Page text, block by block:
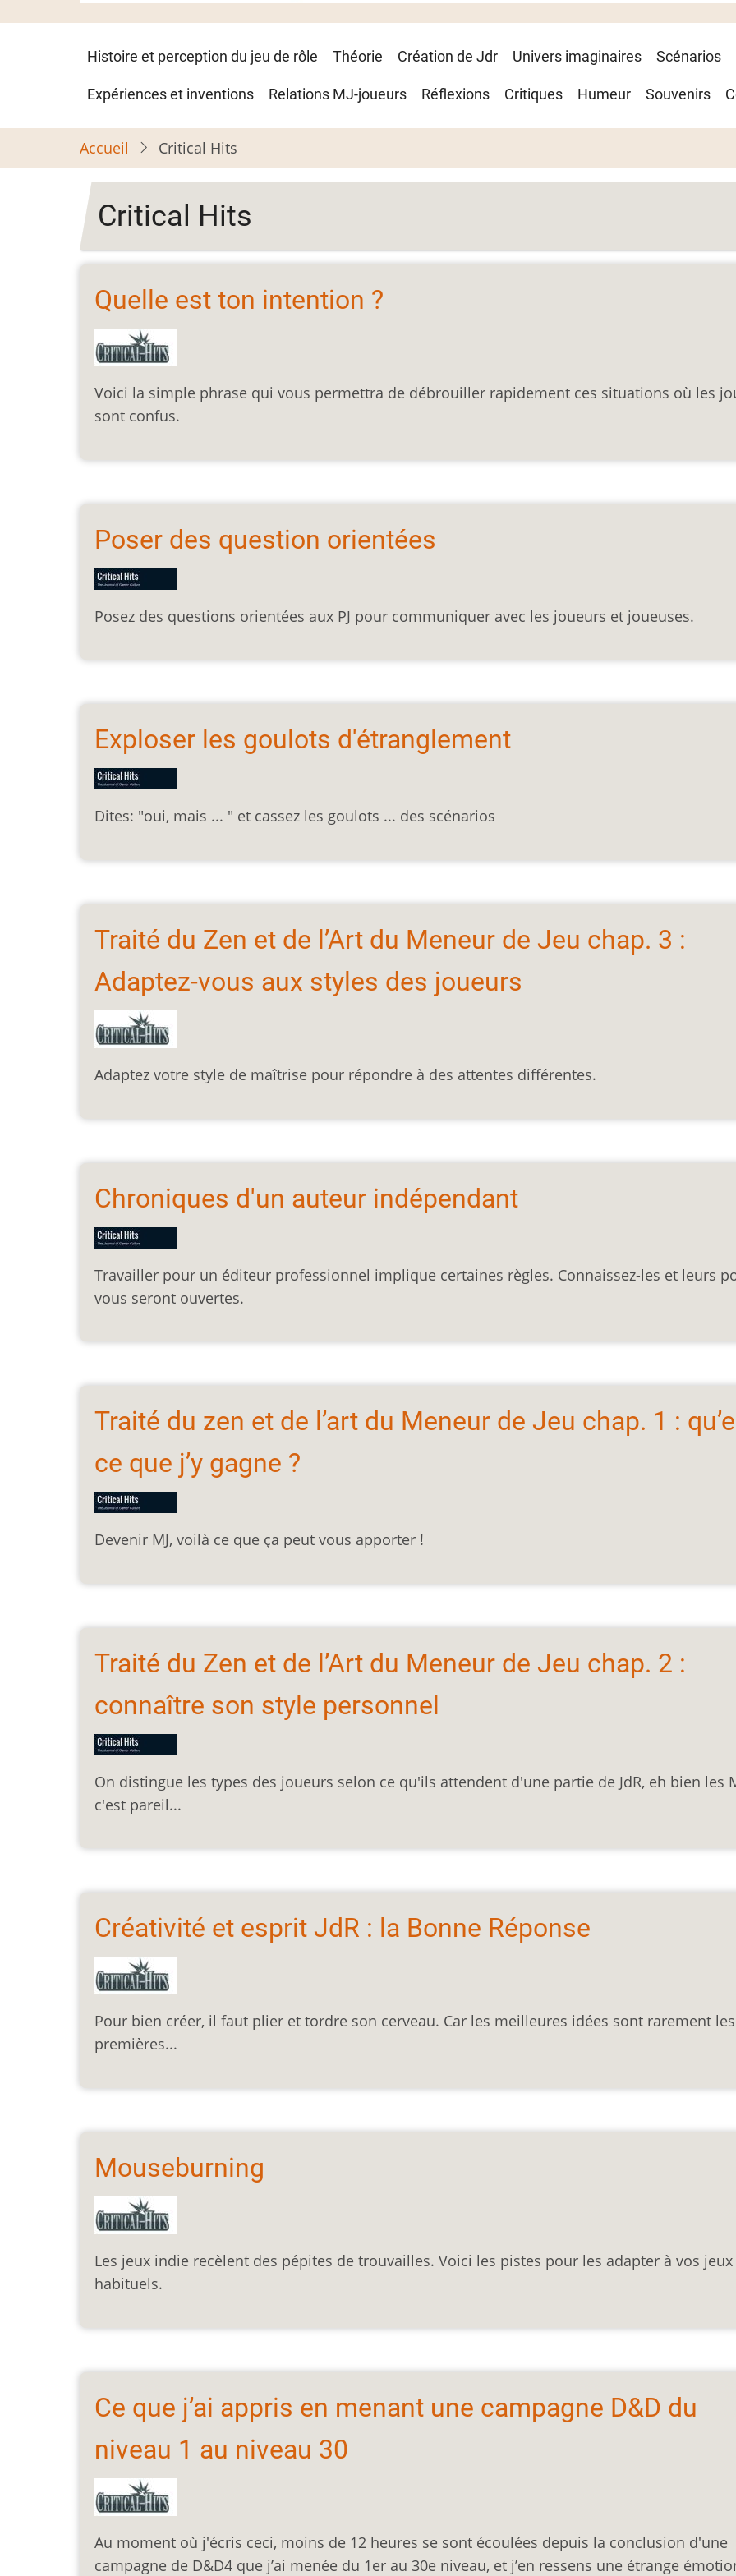
Navigation
principale
Histoire et perception du jeu de rôle Théorie Création de Jdr Univers imaginaires Scénarios
Expériences et inventions Relations MJ-joueurs Réflexions Critiques Humeur Souvenirs
Accueil Critical Hits
Critical Hits
Quelle est ton intention ?
Voici la simple phrase qui vous permettra de débrouiller rapidement ces situations où les
sont confus.
Poser des question orientées
Posez des questions orientées aux PJ pour communiquer avec les joueurs et joueuses.
Exploser les goulots d'étranglement
Dites: "oui, mais ... " et cassez les goulots ... des scénarios
Traité du Zen et de l’Art du Meneur de Jeu chap. 3 :
Adaptez-vous aux styles des joueurs
Adaptez votre style de maîtrise pour répondre à des attentes différentes.
Chroniques d'un auteur indépendant
Travailler pour un éditeur professionnel implique certaines règles. Connaissez-les et leurs
vous seront ouvertes.
Traité du zen et de l’art du Meneur de Jeu chap. 1 :
ce que j’y gagne ?
Devenir MJ, voilà ce que ça peut vous apporter !
Traité du Zen et de l’Art du Meneur de Jeu chap. 2 :
connaître son style personnel
On distingue les types des joueurs selon ce qu'ils attendent d'une partie de JdR, eh bien les
c'est pareil...
Créativité et esprit JdR : la Bonne Réponse
Pour bien créer, il faut plier et tordre son cerveau. Car les meilleures idées sont rarement les
premières...
Mouseburning
Les jeux indie recèlent des pépites de trouvailles. Voici les pistes pour les adapter à vos jeux
habituels.
Ce que j’ai appris en menant une campagne D&D du
niveau 1 au niveau 30
Au moment où j'écris ceci, moins de 12 heures se sont écoulées depuis la conclusion d'une
campagne de D&D4 que j’ai menée du 1er au 30e niveau, et j’en ressens une étrange